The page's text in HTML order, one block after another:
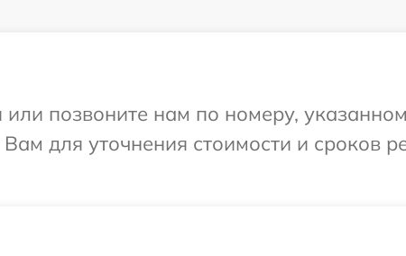
позвоните нам по номеру,
для уточнения стоимости и сроков